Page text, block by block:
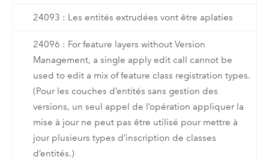
24093 : Les entités extrudées vont être aplaties
24096 : For feature layers without Version
Management, a single apply edit call cannot be
used to edit a mix of feature class registration types.
(Pour les couches d’entités sans gestion des
versions, un seul appel de l’opération appliquer la
mise à jour ne peut pas être utilisé pour mettre à
jour plusieurs types d’inscription de classes
d’entités.)